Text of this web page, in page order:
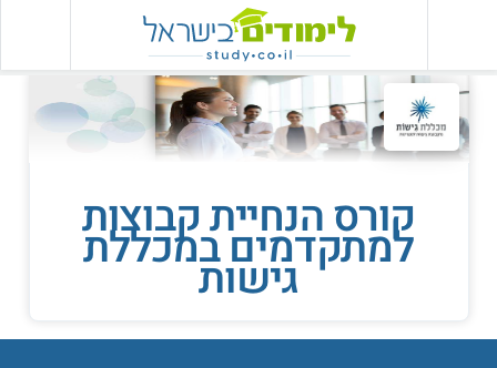
קורס הנחיית קבוצות
למתקדמים במכללת
גישות